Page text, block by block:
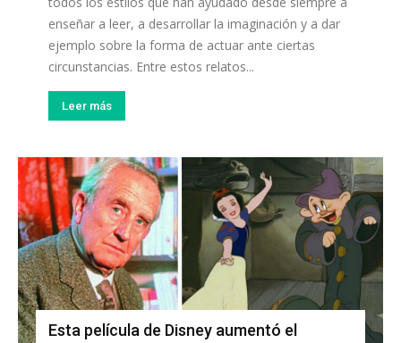
enseñar a leer, a desarrollar la imaginación y a dar
ejemplo sobre la forma de actuar ante ciertas
circunstancias. Entre estos relatos...
Leer más
Esta película de Disney aumentó el